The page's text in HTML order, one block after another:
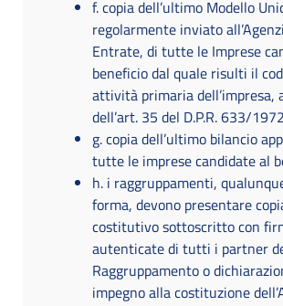
f. copia dell’ultimo Modello
regolarmente inviato
Entrate, di tutte le Imprese
beneficio dal quale risulti il
attività primaria dell’impresa,
dell’art. 35 del D.P.R. 633/
g. copia dell’ultimo bilancio
tutte le imprese candidate al
h. i raggruppamenti,
forma, devono presentare
costitutivo sottoscritto con
autenticate di tutti i partner
Raggruppamento o
impegno alla costituzione